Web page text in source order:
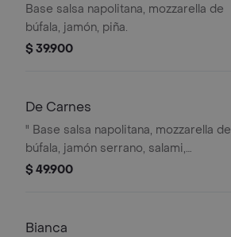
Base salsa napolitana, mozzarella de
búfala, jamón, piña.
$ 39.900
De Carnes
" Base salsa napolitana, mozzarella de
búfala, jamón serrano, salami,
pepperoni, sopresata italiana, chorizo
$ 49.900
Bianca